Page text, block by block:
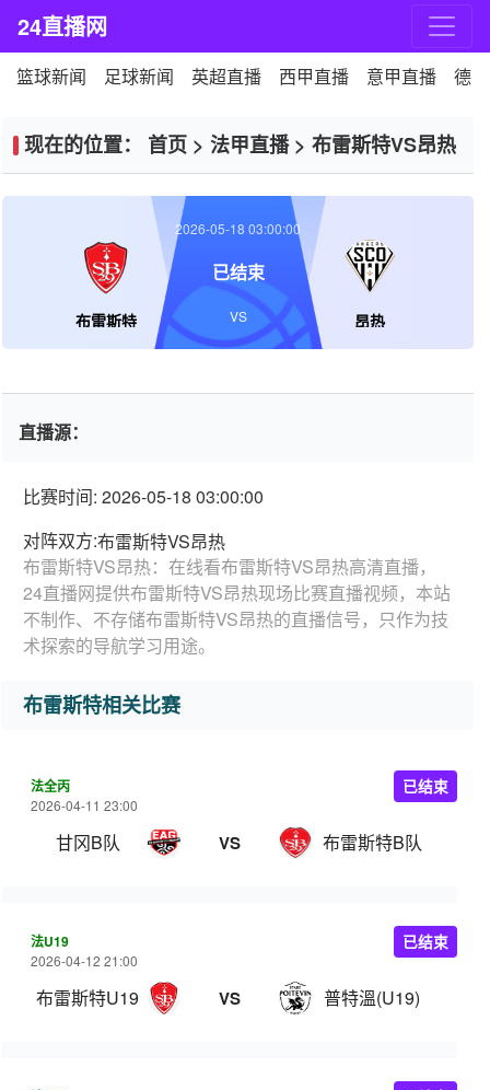
24直播网
篮球新闻 足球新闻 英超直播 西甲直播 意甲直播 德
现在的位置： 首页 > 法甲直播> 布雷斯特VS昂热
布雷斯特 昂热
2026-05-18 03:00:00
已结束
VS
直播源：
比赛时间: 2026-05-18 03:00:00
对阵双方:布雷斯特VS昂热
布雷斯特VS昂热：在线看布雷斯特VS昂热高清直播，
24直播网提供布雷斯特VS昂热现场比赛直播视频，本站
不制作、不存储布雷斯特VS昂热的直播信号，只作为技
术探索的导航学习用途。
布雷斯特相关比赛
法全丙
2026-04-11 23:00
甘冈B队 VS 布雷斯特B队
已结束
法U19
2026-04-12 21:00
布雷斯特U19 VS 普特溫(U19)
已结束